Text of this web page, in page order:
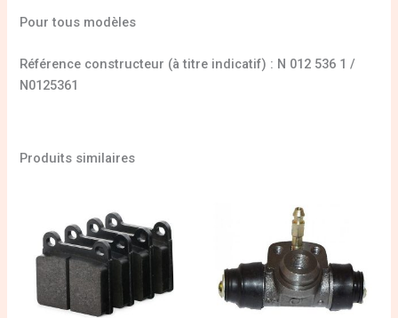
Pour tous modèles
Référence constructeur (à titre indicatif) : N 012 536 1 /
N0125361
Produits similaires